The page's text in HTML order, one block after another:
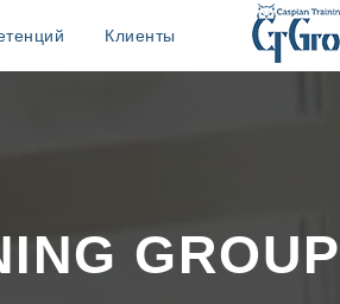
Клиенты
GROUP